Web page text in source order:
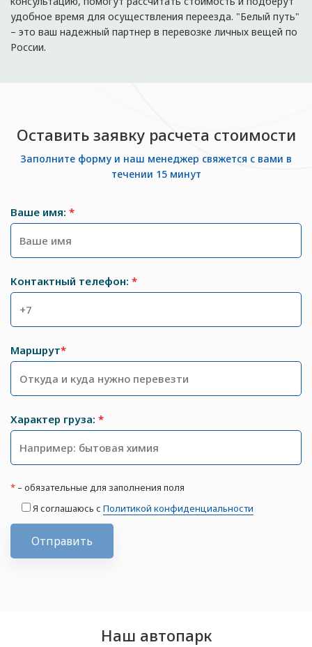
удобное время для осуществления переезда. "Белый путь"
– это ваш надежный партнер в перевозке личных вещей по
России.
Оставить заявку расчета стоимости
Заполните форму и наш менеджер свяжется с вами в
течении 15 минут
Ваше имя: *
Контактный телефон: *
Маршрут*
Характер груза: *
* – обязательные для заполнения поля
Я соглашаюсь с Политикой конфиденциальности
Отправить
Наш автопарк